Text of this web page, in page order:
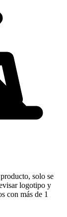
solo se
logotipo y
con más de 1